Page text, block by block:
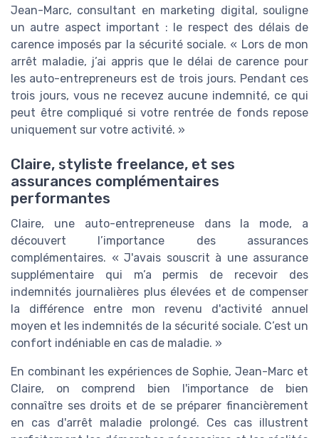
Jean-Marc, consultant en marketing digital, souligne
un autre aspect important : le respect des délais de
carence imposés par la sécurité sociale. « Lors de mon
arrêt maladie, j’ai appris que le délai de carence pour
les auto-entrepreneurs est de trois jours. Pendant ces
trois jours, vous ne recevez aucune indemnité, ce qui
peut être compliqué si votre rentrée de fonds repose
uniquement sur votre activité. »
Claire, styliste freelance, et ses
assurances complémentaires
performantes
Claire, une auto-entrepreneuse dans la mode, a
découvert l’importance des assurances
complémentaires. « J'avais souscrit à une assurance
supplémentaire qui m’a permis de recevoir des
indemnités journalières plus élevées et de compenser
la différence entre mon revenu d'activité annuel
moyen et les indemnités de la sécurité sociale. C’est un
confort indéniable en cas de maladie. »
En combinant les expériences de Sophie, Jean-Marc et
Claire, on comprend bien l'importance de bien
connaître ses droits et de se préparer financièrement
en cas d'arrêt maladie prolongé. Ces cas illustrent